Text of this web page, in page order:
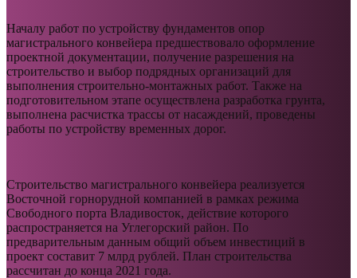
Началу работ по устройству фундаментов опор
магистрального конвейера предшествовало оформление
проектной документации, получение разрешения на
строительство и выбор подрядных организаций для
выполнения строительно-монтажных работ. Также на
подготовительном этапе осуществлена разработка грунта,
выполнена расчистка трассы от насаждений, проведены
работы по устройству временных дорог.
Строительство магистрального конвейера реализуется
Восточной горнорудной компанией в рамках режима
Свободного порта Владивосток, действие которого
распространяется на Углегорский район. По
предварительным данным общий объем инвестиций в
проект составит 7 млрд рублей. План строительства
рассчитан до конца 2021 года.